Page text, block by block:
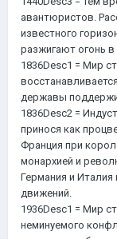
авантюристов.
известного
разжигают огонь в
1836Desc1 = Мир
державы
1836Desc2 =
принося как
Франция при
монархией и
Германия и
движений.
1936Desc1 = Мир
неминуемого